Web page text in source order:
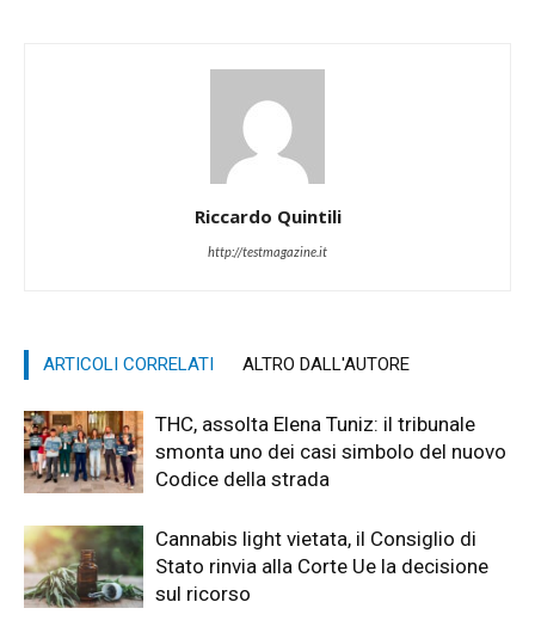
Riccardo Quintili
http://testmagazine.it
ARTICOLI CORRELATI ALTRO DALL'AUTORE
THC, assolta Elena Tuniz: il tribunale
smonta uno dei casi simbolo del nuovo
Codice della strada
Cannabis light vietata, il Consiglio di
Stato rinvia alla Corte Ue la decisione
sul ricorso